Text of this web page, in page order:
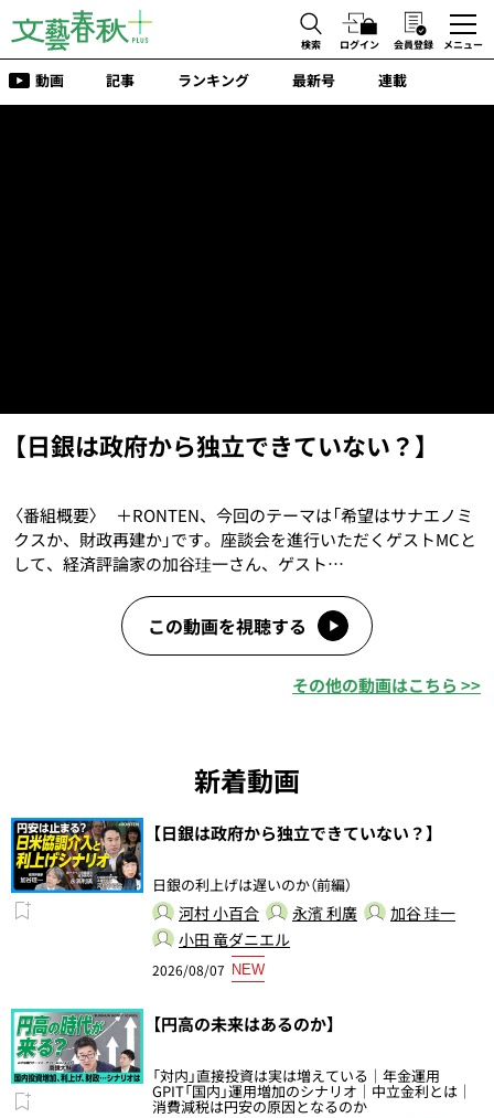
検索 ログイン 会員登録 メニュー
動画 記事 ランキング 最新号 連載
【日銀は政府から独立できていない？】
〈番組概要〉 ＋RONTEN、今回のテーマは「希望はサナエノミ
クスか、財政再建か」です。座談会を進行いただくゲストMCと
して、経済評論家の加谷珪一さん、ゲスト…
この動画を視聴する
その他の動画はこちら >>
新着動画
【日銀は政府から独立できていない？】
日銀の利上げは遅いのか（前編）
河村 小百合 永濱 利廣
加谷 珪一
小田 竜ダニエル
2026/08/07 NEW
【円高の未来はあるのか】
「対内」直接投資は実は増えている｜年金運用
GPIT「国内」運用増加のシナリオ｜中立金利とは｜
消費減税は円安の原因となるのか